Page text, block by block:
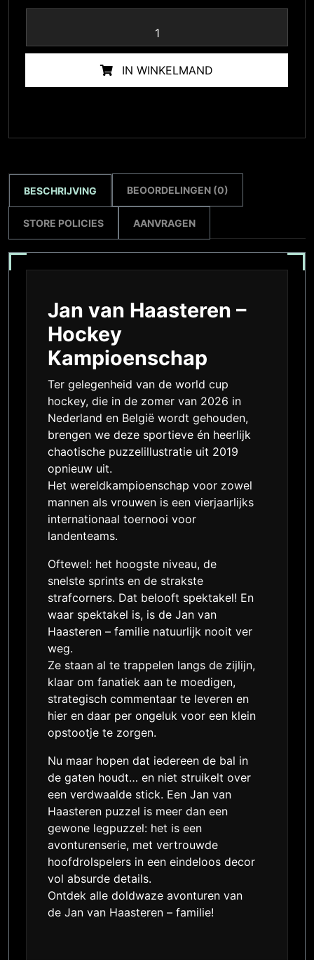
IN WINKELMAND
BESCHRIJVING BEOORDELINGEN (0)
STORE POLICIES AANVRAGEN
Jan van Haasteren –
Hockey
Kampioenschap
Ter gelegenheid van de world cup
hockey, die in de zomer van 2026 in
Nederland en België wordt gehouden,
brengen we deze sportieve én heerlijk
chaotische puzzelillustratie uit 2019
opnieuw uit.
Het wereldkampioenschap voor zowel
mannen als vrouwen is een vierjaarlijks
internationaal toernooi voor
landenteams.
Oftewel: het hoogste niveau, de
snelste sprints en de strakste
strafcorners. Dat belooft spektakel! En
waar spektakel is, is de Jan van
Haasteren – familie natuurlijk nooit ver
weg.
Ze staan al te trappelen langs de zijlijn,
klaar om fanatiek aan te moedigen,
strategisch commentaar te leveren en
hier en daar per ongeluk voor een klein
opstootje te zorgen.
Nu maar hopen dat iedereen de bal in
de gaten houdt… en niet struikelt over
een verdwaalde stick. Een Jan van
Haasteren puzzel is meer dan een
gewone legpuzzel: het is een
avonturenserie, met vertrouwde
hoofdrolspelers in een eindeloos decor
vol absurde details.
Ontdek alle doldwaze avonturen van
de Jan van Haasteren – familie!